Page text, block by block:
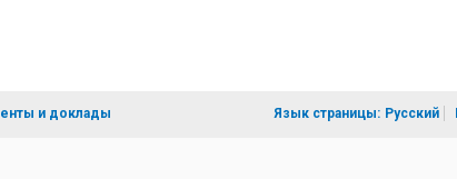
и доклады Язык страницы: Русский